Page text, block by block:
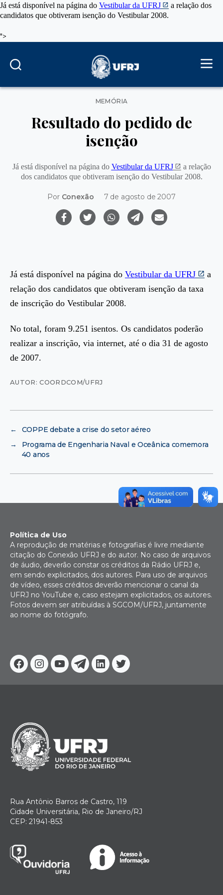
Já está disponível na página do Vestibular da UFRJ
a relação dos
candidatos que obtiveram isenção do Vestibular 2008.
">
Categorias
MEMÓRIA
Resultado do pedido de
isenção
Já está disponível na página do Vestibular da UFRJ
a relação
dos candidatos que obtiveram isenção do Vestibular 2008.
Por Conexão 7 de agosto de 2007
Já está disponível na página do Vestibular da UFRJ
a
relação dos candidatos que obtiveram isenção da taxa
de inscrição do Vestibular 2008.
No total, foram 9.251 isentos. Os candidatos poderão
realizar a inscrição, via internet, até o dia 31 de agosto
de 2007.
AUTOR: COORDCOM/UFRJ
←
COPPE debate a crise do setor aéreo
→
Programa de Engenharia Naval e Oceânica comemora
40 anos
Facebook
Instagram
YoutubeTelegram
Linkedin
Twitter
Política de Uso
A reprodução de matérias e fotografias é livre mediante
citação do Conexão UFRJ e do autor. No caso de arquivos
de áudio, deverão constar os créditos da Rádio UFRJ e,
em sendo explicitados, dos autores. Para uso de arquivos
de vídeo, esses créditos deverão mencionar o canal da
UFRJ no YouTube e, caso estejam explicitados, os autores.
Fotos devem ser atribuídas à SGCOM/UFRJ, juntamente
ao nome do fotógrafo.
Rua Antônio Barros de Castro, 119
Cidade Universitária, Rio de Janeiro/RJ
CEP: 21941-853